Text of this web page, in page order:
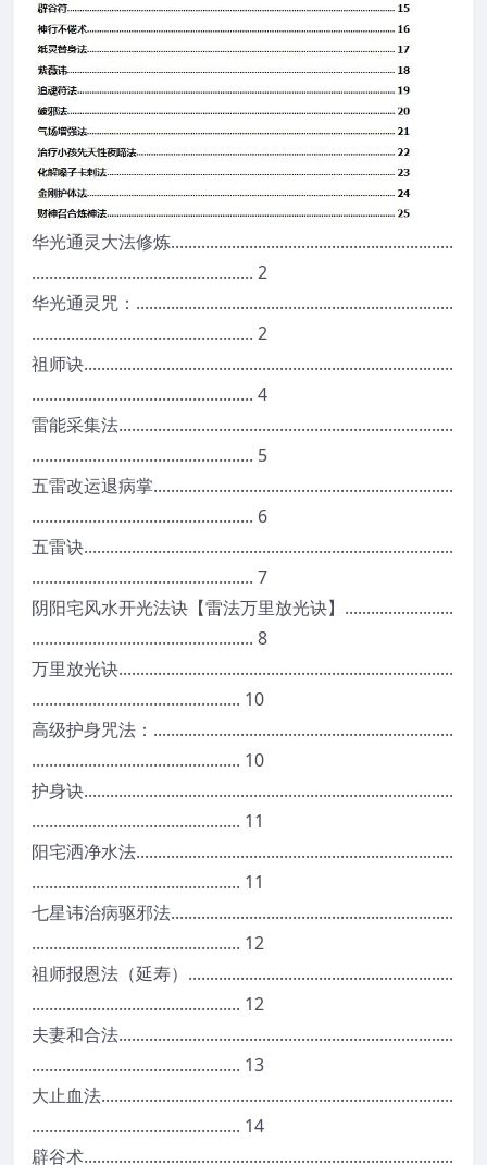
华光通灵大法修炼.................................................................
................................................... 2
华光通灵 咒 ： .........................................................................
................................................... 2
祖师诀.....................................................................................
................................................... 4
雷能采集法.............................................................................
................................................... 5
五雷改运退病掌.....................................................................
................................................... 6
五雷诀.....................................................................................
................................................... 7
阴阳宅风水开光法诀 【雷法万里放光诀】 .........................
................................................... 8
万里放光诀.............................................................................
................................................ 10
高级护身咒法 ： .....................................................................
................................................ 10
护身诀.....................................................................................
................................................ 11
阳宅洒净水法.........................................................................
................................................ 11
七星讳治病驱邪法.................................................................
................................................ 12
祖师报恩法 （延寿） .............................................................
................................................ 12
夫妻和合法.............................................................................
................................................ 13
大止血法.................................................................................
................................................ 14
辟谷术.....................................................................................